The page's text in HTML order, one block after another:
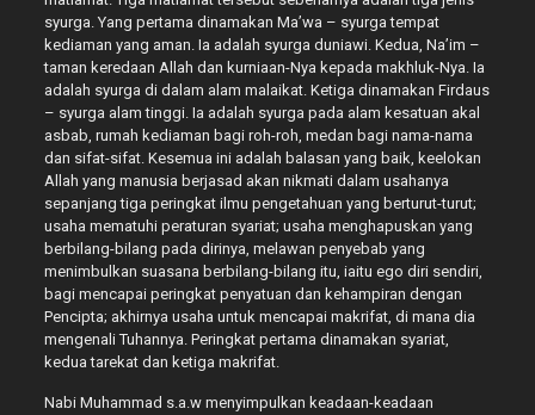
syurga. Yang pertama dinamakan Ma’wa – syurga tempat
kediaman yang aman. Ia adalah syurga duniawi. Kedua, Na’im –
taman keredaan Allah dan kurniaan-Nya kepada makhluk-Nya. Ia
adalah syurga di dalam alam malaikat. Ketiga dinamakan Firdaus
– syurga alam tinggi. Ia adalah syurga pada alam kesatuan akal
asbab, rumah kediaman bagi roh-roh, medan bagi nama-nama
dan sifat-sifat. Kesemua ini adalah balasan yang baik, keelokan
Allah yang manusia berjasad akan nikmati dalam usahanya
sepanjang tiga peringkat ilmu pengetahuan yang berturut-turut;
usaha mematuhi peraturan syariat; usaha menghapuskan yang
berbilang-bilang pada dirinya, melawan penyebab yang
menimbulkan suasana berbilang-bilang itu, iaitu ego diri sendiri,
bagi mencapai peringkat penyatuan dan kehampiran dengan
Pencipta; akhirnya usaha untuk mencapai makrifat, di mana dia
mengenali Tuhannya. Peringkat pertama dinamakan syariat,
kedua tarekat dan ketiga makrifat.
Nabi Muhammad s.a.w menyimpulkan keadaan-keadaan